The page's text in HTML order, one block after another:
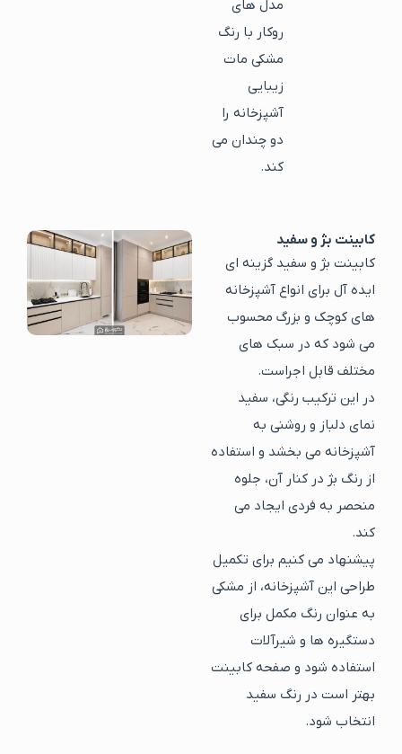
مدل های
روکار با رنگ
مشکی مات
زیبایی
آشپزخانه را
دو چندان می
کند.
کابینت بژ و سفید
کابینت بژ و سفید گزینه ای
ایده آل برای انواع آشپزخانه
های کوچک و بزرگ محسوب
می شود که در سبک های
مختلف قابل اجراست.
در این ترکیب رنگی، سفید
نمای دلباز و روشنی به
آشپزخانه می بخشد و استفاده
از رنگ بژ در کنار آن، جلوه
منحصر به فردی ایجاد می
کند.
پیشنهاد می کنیم برای تکمیل
طراحی این آشپزخانه، از مشکی
به عنوان رنگ مکمل برای
دستگیره ها و شیرآلات
استفاده شود و صفحه کابینت
بهتر است در رنگ سفید
انتخاب شود.